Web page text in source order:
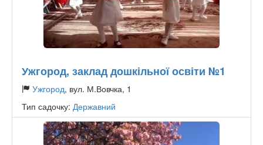
Ужгород, заклад дошкільної освіти №1
Ужгород, вул. М.Вовчка, 1
Тип садочку: Державний